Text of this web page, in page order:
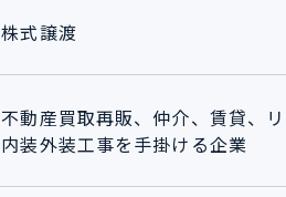
株式譲渡
不動産買取再販、仲介、賃貸、リ
内装外装工事を手掛ける企業